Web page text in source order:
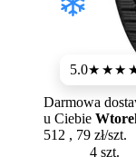
5.0
Dostępność:
Darmowa
u Ciebie
512 , 79 zł/szt.